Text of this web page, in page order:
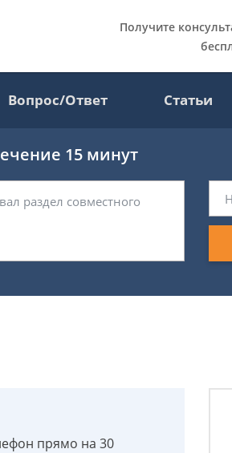
Получите
Вопрос/Ответ Статьи
15 минут
прямо на 30